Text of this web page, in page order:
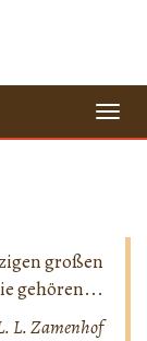
=
großen
gehören...
L. Zamenhof